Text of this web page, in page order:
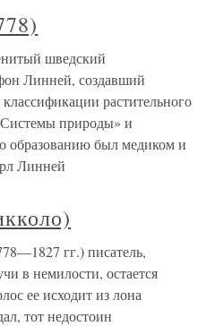
шведский
Линней, создавший
растительного
природы» и
образованию был медиком и
Линней
гг.) писатель,
в немилости, остается
ее исходит из лона
тот недостоин